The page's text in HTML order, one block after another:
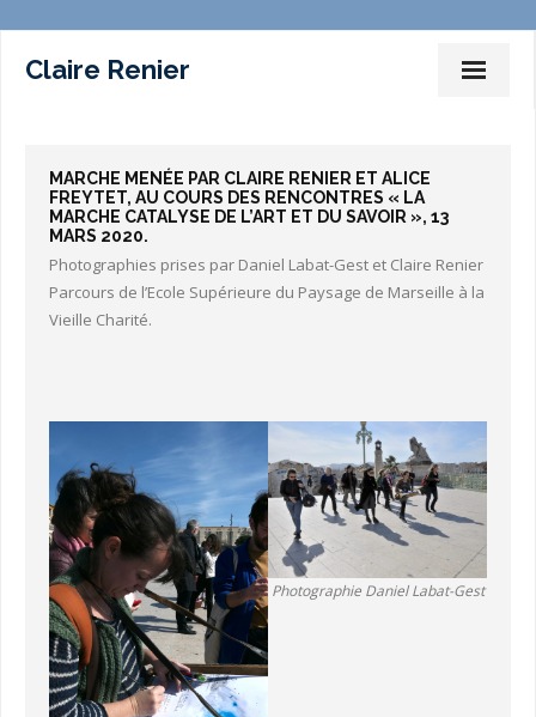
Claire Renier
Photographies
Films
Marches – Performances
Ateliers-Enseignement
Sur la toile
Bio
Contact
MARCHE MENÉE PAR CLAIRE RENIER ET ALICE
FREYTET, AU COURS DES RENCONTRES « LA
MARCHE CATALYSE DE L’ART ET DU SAVOIR », 13
MARS 2020.
Photographies prises par Daniel Labat-Gest et Claire Renier
Parcours de l’Ecole Supérieure du Paysage de Marseille à la
Vieille Charité.
Photographie Daniel Labat-Gest